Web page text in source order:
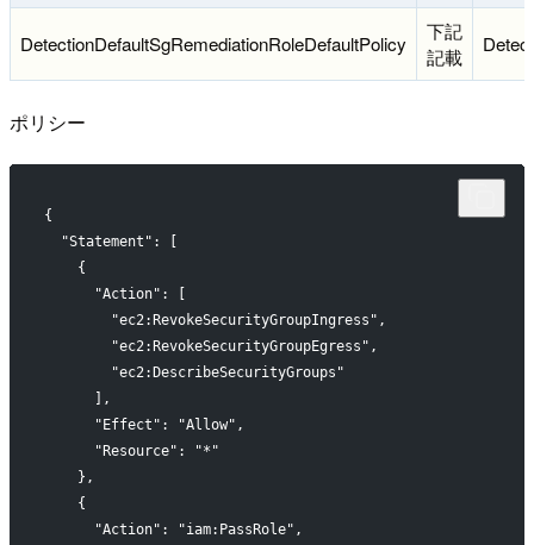
DetectionDefaultSgRemediationRoleDefaultPolicy
下記
記載
ポリシー
{
  "Statement": [
    {
      "Action": [
        "ec2:RevokeSecurityGroupIngress",
        "ec2:RevokeSecurityGroupEgress",
        "ec2:DescribeSecurityGroups"
      ],
      "Effect": "Allow",
      "Resource": "*"
    },
    {
      "Action": "iam:PassRole",